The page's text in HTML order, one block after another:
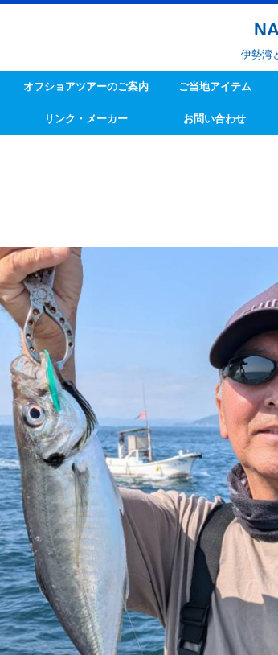
伊勢湾
オフショアツアーのご案内 ご当地アイテム
リンク・メーカー お問い合わせ